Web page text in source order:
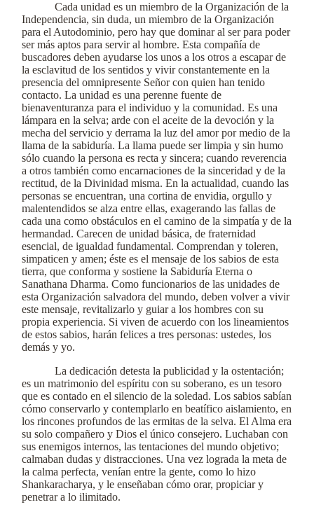
Cada unidad es un miembro de la Organización de la
Independencia, sin duda, un miembro de la Organización
para el Autodominio, pero hay que dominar al ser para poder
ser más aptos para servir al hombre. Esta compañía de
buscadores deben ayudarse los unos a los otros a escapar de
la esclavitud de los sentidos y vivir constantemente en la
presencia del omnipresente Señor con quien han tenido
contacto. La unidad es una perenne fuente de
bienaventuranza para el individuo y la comunidad. Es una
lámpara en la selva; arde con el aceite de la devoción y la
mecha del servicio y derrama la luz del amor por medio de la
llama de la sabiduría. La llama puede ser limpia y sin humo
sólo cuando la persona es recta y sincera; cuando reverencia
a otros también como encarnaciones de la sinceridad y de la
rectitud, de la Divinidad misma. En la actualidad, cuando las
personas se encuentran, una cortina de envidia, orgullo y
malentendidos se alza entre ellas, exagerando las fallas de
cada una como obstáculos en el camino de la simpatía y de la
hermandad. Carecen de unidad básica, de fraternidad
esencial, de igualdad fundamental. Comprendan y toleren,
simpaticen y amen; éste es el mensaje de los sabios de esta
tierra, que conforma y sostiene la Sabiduría Eterna o
Sanathana Dharma. Como funcionarios de las unidades de
esta Organización salvadora del mundo, deben volver a vivir
este mensaje, revitalizarlo y guiar a los hombres con su
propia experiencia. Si viven de acuerdo con los lineamientos
de estos sabios, harán felices a tres personas: ustedes, los
demás y yo.
La dedicación detesta la publicidad y la ostentación;
es un matrimonio del espíritu con su soberano, es un tesoro
que es contado en el silencio de la soledad. Los sabios sabían
cómo conservarlo y contemplarlo en beatífico aislamiento, en
los rincones profundos de las ermitas de la selva. El Alma era
su solo compañero y Dios el único consejero. Luchaban con
sus enemigos internos, las tentaciones del mundo objetivo;
calmaban dudas y distracciones. Una vez lograda la meta de
la calma perfecta, venían entre la gente, como lo hizo
Shankaracharya, y le enseñaban cómo orar, propiciar y
penetrar a lo ilimitado.